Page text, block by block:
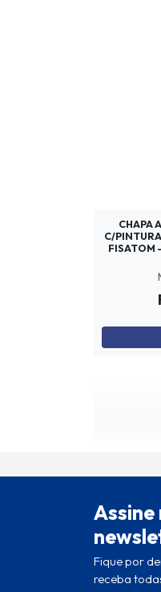
CHAPA
C/
FISATOM
Assine
Fique por
receba